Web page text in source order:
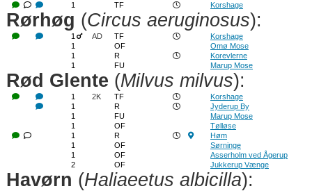
1 TF Korshage
Rørhøg (Circus aeruginosus):
1 AD TF
Korshage
1
OF
Omø Mose
1
R
Korevlerne
1
FU Marup Mose
Rød Glente (Milvus milvus):
1 2K TF
Korshage
1
R
Jyderup By
1
FU
Marup Mose
1
OF
Tølløse
1
R
Høm
1
OF
Sørninge
1
OF
Asserholm ved Ågerup
2
OF Jukkerup Vænge
Havørn (Haliaeetus albicilla):